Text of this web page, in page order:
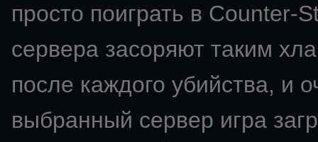
просто поиграть в Counter-
сервера засоряют таким
после каждого убийства, и
выбранный сервер игра